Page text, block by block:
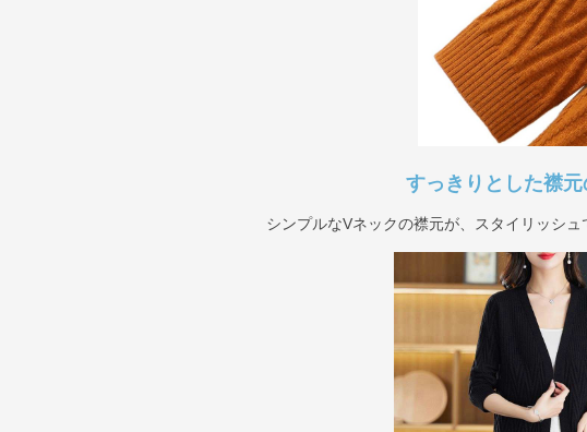
すっきりとした襟
シンプルなVネックの襟元が、スタイリッシ